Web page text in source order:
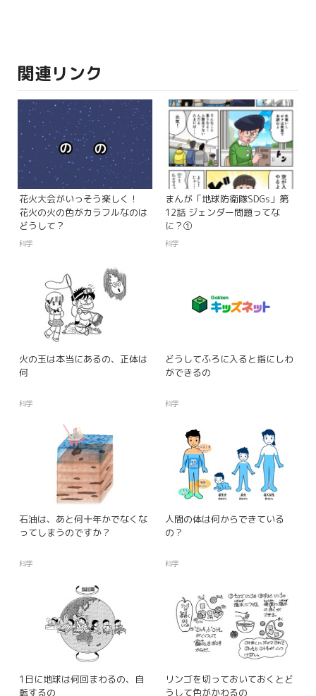
関連リンク
花火大会がいっそう楽しく！
花火の火の色がカラフルなのは
どうして？
科学
まんが「地球防衛隊SDGs」第
12話 ジェンダー問題ってな
に？①
科学
火の玉は本当にあるの、正体は
何
科学
どうしてふろに入ると指にしわ
ができるの
科学
石油は、あと何十年かでなくな
ってしまうのですか？
科学
人間の体は何からできている
の？
科学
1日に地球は何回まわるの、自
転するの
リンゴを切っておいておくとど
うして色がかわるの